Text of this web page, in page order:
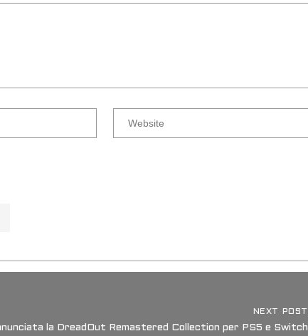
NEXT POST
la DreadOut Remastered Collection per PS5 e Switch